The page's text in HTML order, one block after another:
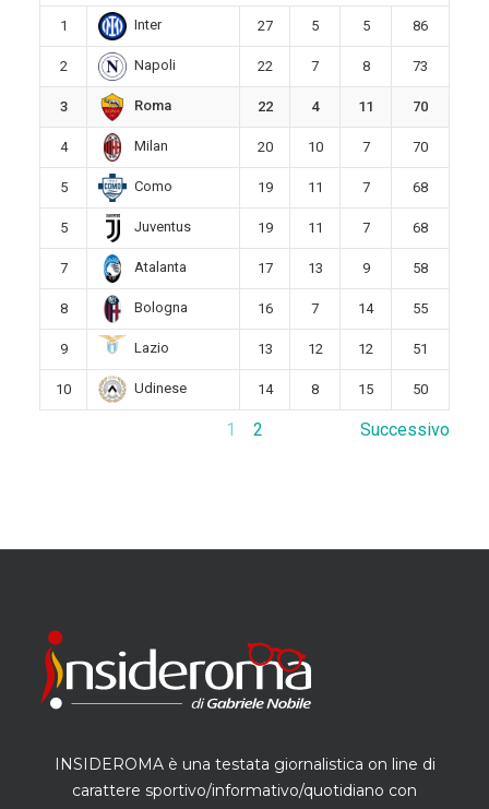
1 Inter 27 5 5 86
2 Napoli 22 7 8 73
3 Roma 22 4 11 70
4 Milan 20 10 7 70
5 Como 19 11 7 68
5 Juventus 19 11 7 68
7 Atalanta 17 13 9 58
8 Bologna 16 7 14 55
9 Lazio 13 12 12 51
10 Udinese 14 8 15 50
1 2 Successivo
INSIDEROMA è una testata giornalistica on line di
carattere sportivo/informativo/quotidiano con